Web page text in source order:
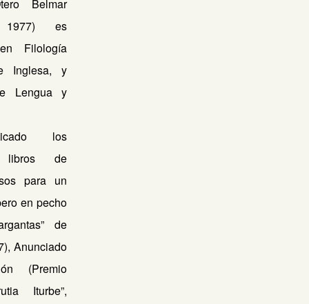
Belmar
1977) es
Filología
Inglesa, y
Lengua y
los
libros de
para un
en pecho
de
Anunciado
(Premio
Iturbe”,